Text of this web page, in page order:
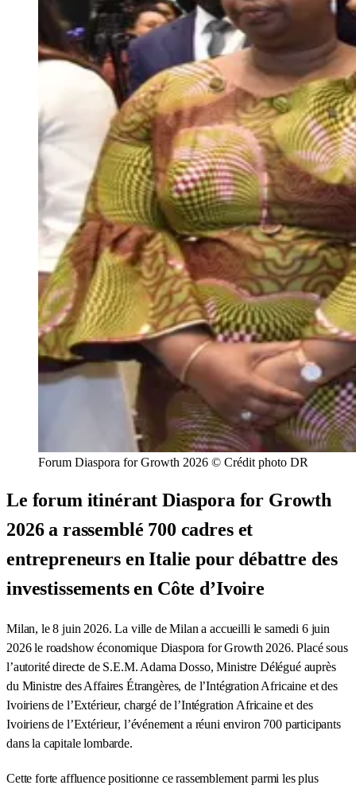
Forum Diaspora for Growth 2026 © Crédit photo DR
Le forum itinérant Diaspora for Growth
2026 a rassemblé 700 cadres et
entrepreneurs en Italie pour débattre des
investissements en Côte d’Ivoire
Milan, le 8 juin 2026. La ville de Milan a accueilli le samedi 6 juin
2026 le roadshow économique Diaspora for Growth 2026. Placé sous
l’autorité directe de S.E.M. Adama Dosso, Ministre Délégué auprès
du Ministre des Affaires Étrangères, de l’Intégration Africaine et des
Ivoiriens de l’Extérieur, chargé de l’Intégration Africaine et des
Ivoiriens de l’Extérieur, l’événement a réuni environ 700 participants
dans la capitale lombarde.
Cette forte affluence positionne ce rassemblement parmi les plus